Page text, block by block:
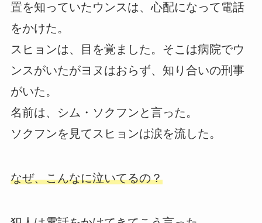
置を知っていたウンスは、心配になって電話
をかけた。
スヒョンは、目を覚ました。そこは病院でウ
ンスがいたがヨヌはおらず、知り合いの刑事
がいた。
名前は、シム・ソクフンと言った。
ソクフンを見てスヒョンは涙を流した。
なぜ、こんなに泣いてるの？